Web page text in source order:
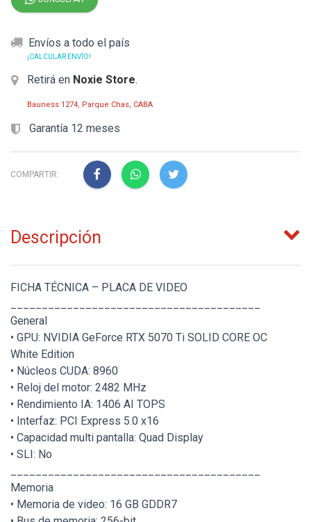
Envíos a todo el país
¡CALCULAR ENVÍO!
Retirá en Noxie Store.
Bauness 1274, Parque Chas, CABA
Garantía 12 meses
COMPARTIR:
Descripción
FICHA TÉCNICA – PLACA DE VIDEO
General
• GPU: NVIDIA GeForce RTX 5070 Ti SOLID CORE OC
White Edition
• Núcleos CUDA: 8960
• Reloj del motor: 2482 MHz
• Rendimiento IA: 1406 AI TOPS
• Interfaz: PCI Express 5.0 x16
• Capacidad multi pantalla: Quad Display
• SLI: No
Memoria
• Memoria de video: 16 GB GDDR7